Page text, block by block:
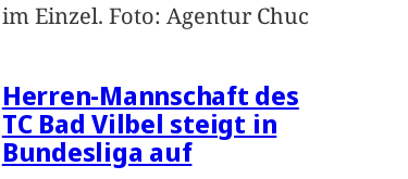
im Einzel. Foto: Agentur Chuc
Herren-Mannschaft des
TC Bad Vilbel steigt in
Bundesliga auf